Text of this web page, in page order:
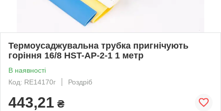
Термоусаджувальна трубка пригнічують
горіння 16/8 HST-AP-2-1 1 метр
В наявності
Код: RE14170г
Роздріб
443,21 ₴